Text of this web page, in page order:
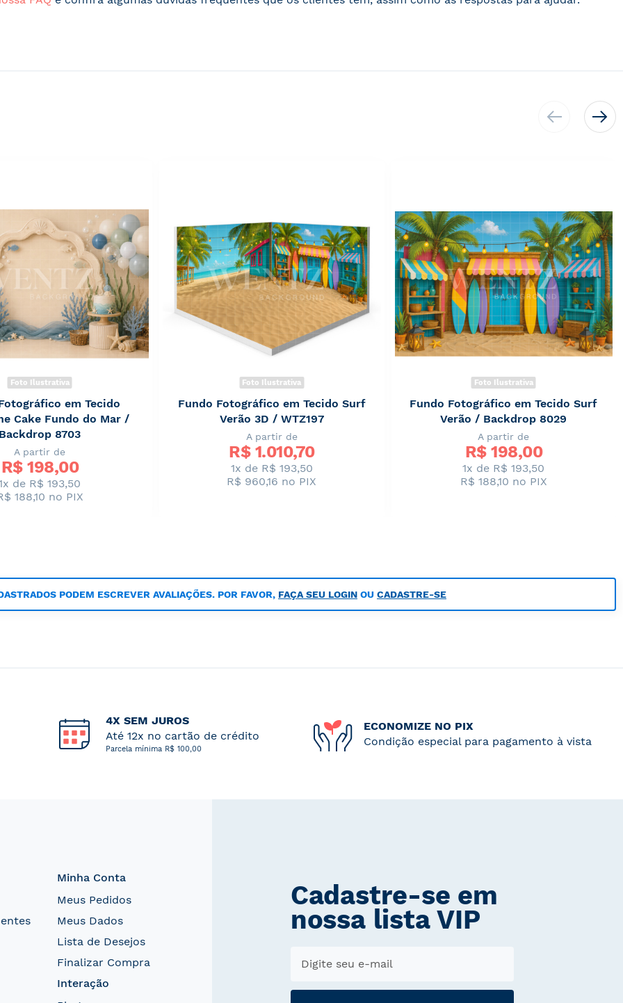
Foto Ilustrativa
em Tecido
Cake Fundo do Mar /
Backdrop 8703
A partir de
R$ 198,00
de R$ 193,50
188,10 no PIX
Foto Ilustrativa
Fundo Fotográfico em Tecido Surf
Verão 3D / WTZ197
A partir de
R$ 1.010,70
1x de R$ 193,50
R$ 960,16 no PIX
Foto Ilustrativa
Fundo Fotográfico em Tecido Surf
Verão / Backdrop 8029
A partir de
R$ 198,00
1x de R$ 193,50
R$ 188,10 no PIX
PODEM ESCREVER AVALIAÇÕES. POR FAVOR, FAÇA SEU LOGIN OU CADASTRE-SE
4X SEM JUROS
Até 12x no cartão de crédito
Parcela mínima R$ 100,00
ECONOMIZE NO PIX
Condição especial para pagamento à vista
Minha Conta
Meus Pedidos
Meus Dados
Lista de Desejos
Finalizar Compra
Interação
Cadastre-se em
nossa lista VIP